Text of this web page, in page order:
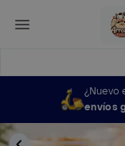
¿Nuevo
envíos